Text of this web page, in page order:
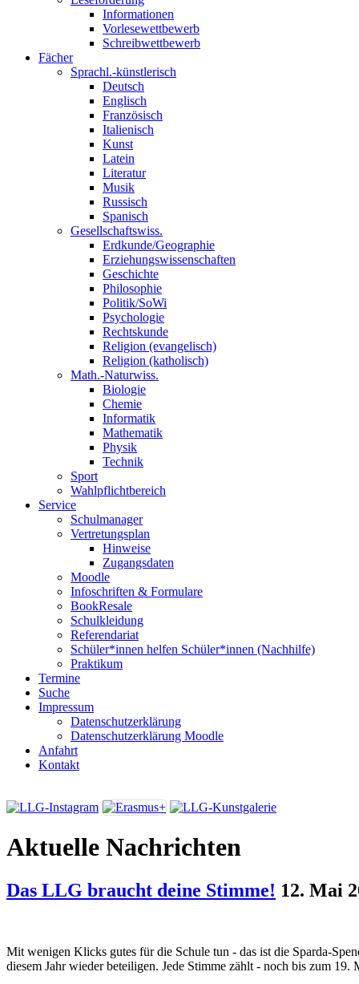
Informationen
Vorlesewettbewerb
Schreibwettbewerb
Fächer
Sprachl.-künstlerisch
Deutsch
Englisch
Französisch
Italienisch
Kunst
Latein
Literatur
Musik
Russisch
Spanisch
Gesellschaftswiss.
Erdkunde/Geographie
Erziehungswissenschaften
Geschichte
Philosophie
Politik/SoWi
Psychologie
Rechtskunde
Religion (evangelisch)
Religion (katholisch)
Math.-Naturwiss.
Biologie
Chemie
Informatik
Mathematik
Physik
Technik
Sport
Wahlpflichtbereich
Service
Schulmanager
Vertretungsplan
Hinweise
Zugangsdaten
Moodle
Infoschriften & Formulare
BookResale
Schulkleidung
Referendariat
Schüler*innen helfen Schüler*innen (Nachhilfe)
Praktikum
Termine
Suche
Impressum
Datenschutzerklärung
Datenschutzerklärung Moodle
Anfahrt
Kontakt
Aktuelle Nachrichten
Das LLG braucht deine Stimme! 12. Mai
Mit wenigen Klicks gutes für die Schule tun - das ist die Sparda-
diesem Jahr wieder beteiligen. Jede Stimme zählt - noch bis zum 19.